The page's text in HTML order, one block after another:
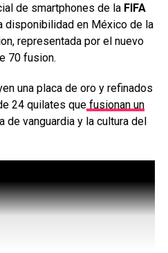
de cine. De esta manera, la
en casa es fiel a la intención
que produjo el
más destacadas
reproduce la calidad de
la visión de los creadores.
robustece la oferta de
Mode y el SONY
BRAVIA CORE) con un
de smartphones de laFIFA
disponibilidad en México de la
representada por el nuevo
70 fusion.
una placa de oro y refinados
24 quilates quefusionan un
de vanguardia y la cultura del